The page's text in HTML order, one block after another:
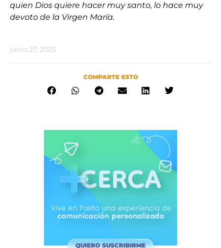
quien Dios quiere hacer muy santo, lo hace muy
devoto de la Virgen María.
junio 27, 2025
COMPARTE ESTO
QUIERO SUSCRIBIRME